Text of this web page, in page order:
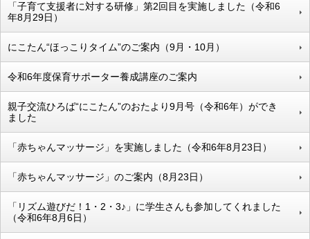
「子育て支援者に対する研修」第2回目を実施しました（令和6
年8月29日）
にこたん“ほっこりタイム”のご案内（9月・10月）
令和6年度保育サポーター養成講座のご案内
親子交流ひろば“にこたん”のおたより9月号（令和6年）ができ
ました
「赤ちゃんマッサージ」を実施しました（令和6年8月23日）
「赤ちゃんマッサージ」のご案内（8月23日）
「リズム遊びだ！1・2・3♪」に学生さんも参加してくれました
（令和6年8月6日）